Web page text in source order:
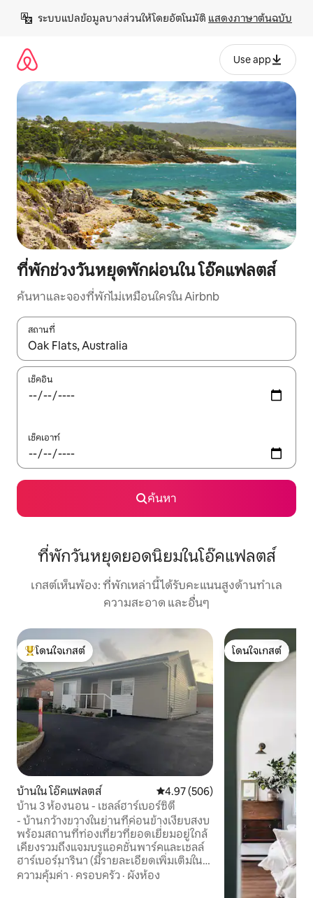
เนื้อหา
ระบบแปลข้อมูลบางส่วนให้โดยอัตโนมัติ แสดงภาษาต้นฉบับ
Use app
ที่พักช่วงวันหยุดพักผ่อนใน โอ๊คแฟลตส์
ค้นหาและจองที่พักไม่เหมือนใครใน Airbnb
สถานที่
ใช้ลูกศรขึ้นลง หรือใช้การสัมผัสหรือปัด เพื่อสำรวจผลการค้นหา
เช็คอิน
เช็คเอาท์
ค้นหา
ที่พักวันหยุดยอดนิยมในโอ๊คแฟลตส์
เกสต์เห็นพ้อง: ที่พักเหล่านี้ได้รับคะแนนสูงด้านทำเล
ความสะอาด และอื่นๆ
โดนใจเกสต์ที่สุด
โดนใจเกสต์
บ้านใน โอ๊คแฟลตส์ คะแนนเฉลี่ย 4.97 จาก 5, 506 รีวิว
4.97 (506)
บ้าน 3 ห้องนอน - เชลล์ฮาร์เบอร์ซิตี
- บ้านกว้างขวางในย่านที่ค่อนข้างเงียบสงบ
พร้อมสถานที่ท่องเที่ยวที่ยอดเยี่ยมอยู่ใกล้
เคียงรวมถึงแจมบรูแอคชั่นพาร์คและเชลล์
ฮาร์เบอร์มารินา (มีรายละเอียดเพิ่มเติมใน
คู่มือนำเที่ยว) - ขับรถ 5 นาทีไปชายหาด -
สถานีรถประจำทางและสถานีรถไฟเดินไม่
ความคุ้มค่า · ครอบครัว · ผังห้อง
โดนใจเกสต์
โดนใจเกสต์